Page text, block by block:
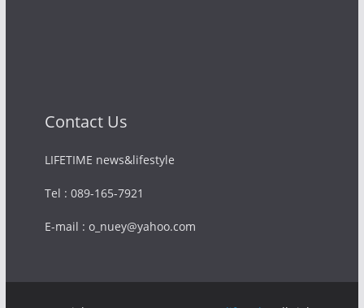
Contact Us
LIFETIME news&lifestyle
Tel : 089-165-7921
E-mail : o_nuey@yahoo.com